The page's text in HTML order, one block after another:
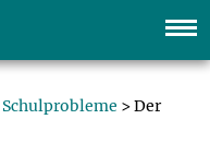
Schulprobleme > Der